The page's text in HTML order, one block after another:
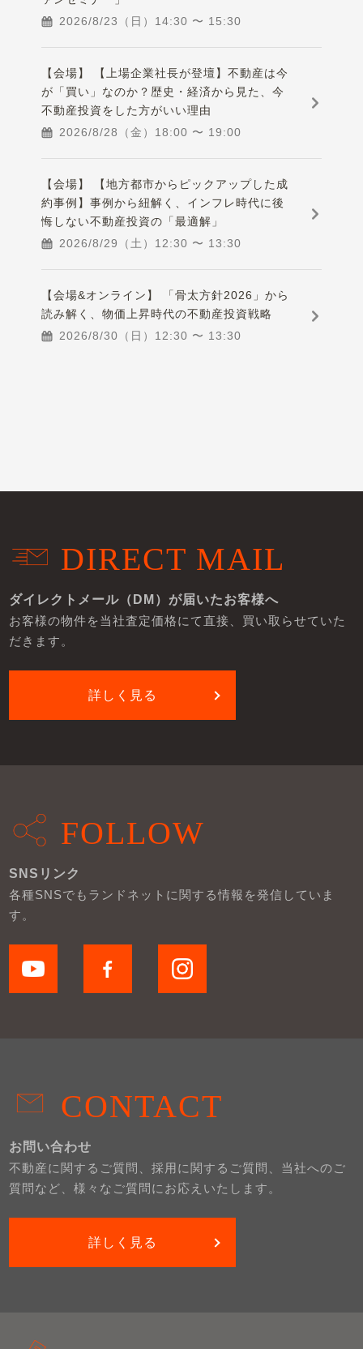
2026/8/23（日） 14:30 〜 15:30
【会場】 【上場企業社長が登壇】不動産は今
が「買い」なのか？歴史・経済から見た、今
不動産投資をした方がいい理由
2026/8/28（金） 18:00 〜 19:00
【会場】 【地方都市からピックアップした成
約事例】事例から紐解く、インフレ時代に後
悔しない不動産投資の「最適解」
2026/8/29（土） 12:30 〜 13:30
【会場&オンライン】 「骨太方針2026」から
読み解く、物価上昇時代の不動産投資戦略
2026/8/30（日） 12:30 〜 13:30
DIRECT MAIL
ダイレクトメール（DM）が届いたお客様へ
お客様の物件を当社査定価格にて直接、買い取らせていた
だきます。
詳しく見る
FOLLOW
SNSリンク
各種SNSでもランドネットに関する情報を発信していま
す。
CONTACT
お問い合わせ
不動産に関するご質問、採用に関するご質問、当社へのご
質問など、様々なご質問にお応えいたします。
詳しく見る